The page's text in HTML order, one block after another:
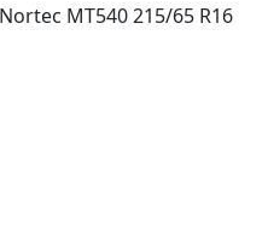
MT540 215/65 R16